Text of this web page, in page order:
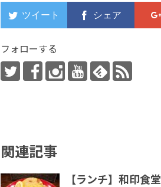
フォローする
関連記事
【ランチ】和印食